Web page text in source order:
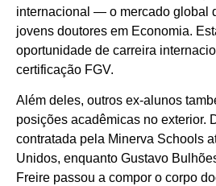
internacional — o mercado global
jovens doutores em Economia.
oportunidade de carreira
certificação FGV.
Além deles, outros ex-alunos
posições acadêmicas no exterior.
contratada pela Minerva Schools
Unidos, enquanto Gustavo
Freire passou a compor o corpo